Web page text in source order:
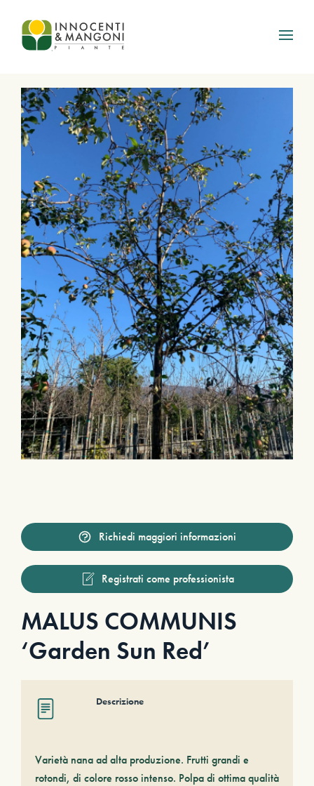
Skip to main content
Richiedi maggiori informazioni
Registrati come professionista
MALUS COMMUNIS
‘Garden Sun Red’
Descrizione
Varietà nana ad alta produzione. Frutti grandi e
rotondi, di colore rosso intenso. Polpa di ottima qualità